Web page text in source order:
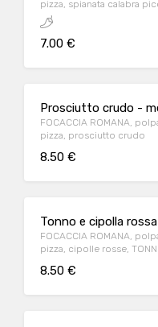
pizza, spianata calabra
7.00 €
Prosciutto crudo -
FOCACCIA ROMANA,
pizza, prosciutto crudo
8.50 €
Tonno e cipolla
FOCACCIA ROMANA,
pizza, cipolle rosse,
8.50 €